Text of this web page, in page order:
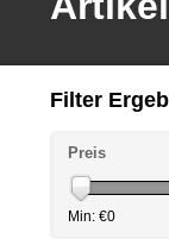
Filter
Preis
Min: €0